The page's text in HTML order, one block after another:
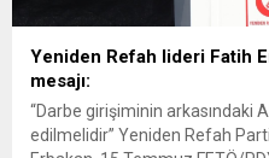
Yeniden Refah lideri Fatih
mesajı:
“Darbe girişiminin arkasındaki
edilmelidir” Yeniden Refah